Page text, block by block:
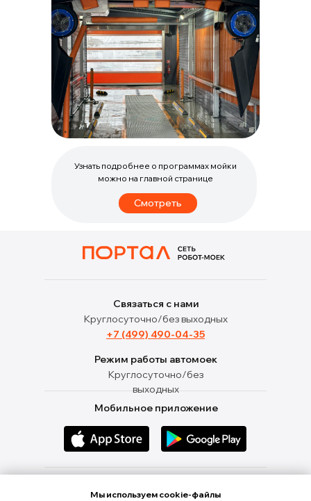
Узнать подробнее о программах мойки
можно на главной странице
Смотреть
Мы используем cookie-файлы
+7 (499) 490-04-35
Круглосуточно/без
выходных
Связаться с нами
Режим работы автомоек
Круглосуточно/без выходных
Мобильное приложение